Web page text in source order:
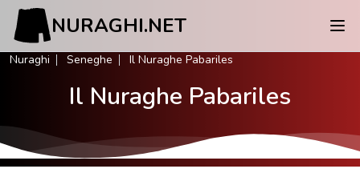
NURAGHI.NET
Nuraghi Seneghe Il Nuraghe Pabariles
Il Nuraghe Pabariles